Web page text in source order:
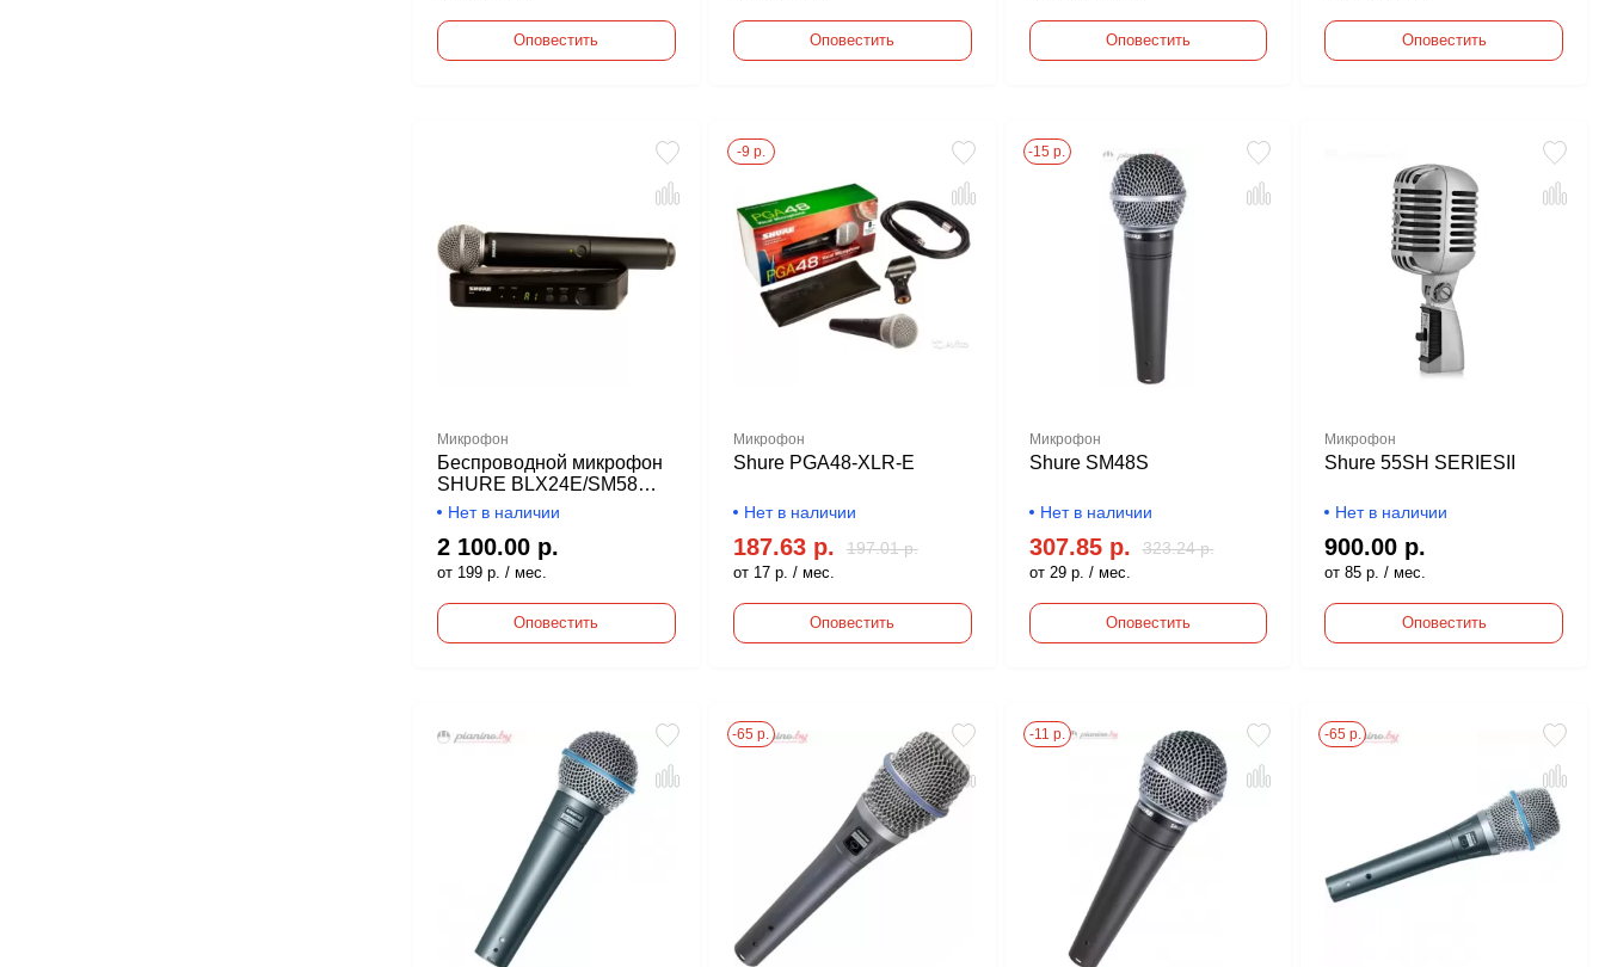
Оповестить Оповестить Оповестить Оповестить
Микрофон
Беспроводной микрофон
SHURE BLX24E/SM58
M17
Нет в наличии
2 100.00 р.
от 199 р. / мес.
Оповестить
-9 р.
Микрофон
Shure PGA48-XLR-E
Нет в наличии
187.63 р. 197.01 р.
от 17 р. / мес.
Оповестить
-15 р.
Микрофон
Shure SM48S
Нет в наличии
307.85 р. 323.24 р.
от 29 р. / мес.
Оповестить
Микрофон
Shure 55SH SERIESII
Нет в наличии
900.00 р.
от 85 р. / мес.
Оповестить
-65 р. -11 р. -65 р.